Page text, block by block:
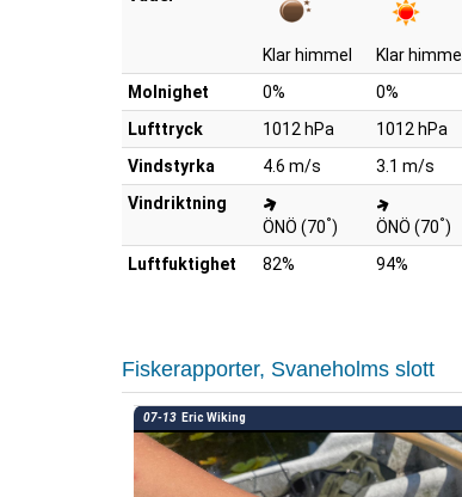
Klar himmel Klar himmel
Molnighet
0% 0%
Lufttryck
1012 hPa 1012 hPa
Vindstyrka
4.6 m/s 3.1 m/s
Vindriktning
ÖNÖ (70°) ÖNÖ (70°)
Luftfuktighet
82% 94%
Fiskerapporter, Svaneholms slott
07-13 Eric Wiking